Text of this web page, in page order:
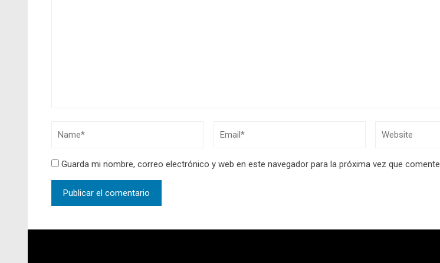
Guarda mi nombre, correo electrónico y web en este navegador para la próxima vez que comente.